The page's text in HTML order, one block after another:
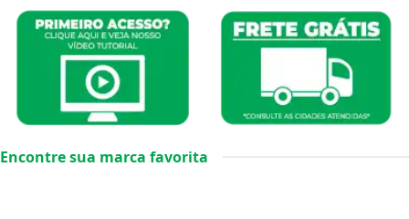
Encontre sua marca favorita